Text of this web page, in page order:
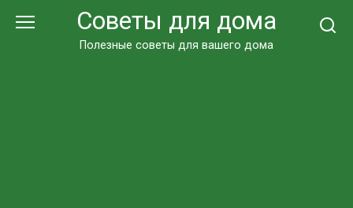
Советы для дома
Полезные советы для вашего дома